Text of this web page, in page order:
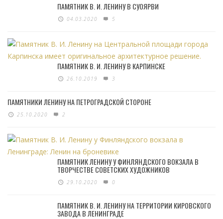
ПАМЯТНИК В. И. ЛЕНИНУ В СУОЯРВИ
04.03.2020 5
ПАМЯТНИК В. И. ЛЕНИНУ В КАРПИНСКЕ
26.10.2019 3
ПАМЯТНИКИ ЛЕНИНУ НА ПЕТРОГРАДСКОЙ СТОРОНЕ
25.10.2020 2
ПАМЯТНИК ЛЕНИНУ У ФИНЛЯНДСКОГО ВОКЗАЛА В
ТВОРЧЕСТВЕ СОВЕТСКИХ ХУДОЖНИКОВ
29.10.2020 0
ПАМЯТНИК В. И. ЛЕНИНУ НА ТЕРРИТОРИИ КИРОВСКОГО
ЗАВОДА В ЛЕНИНГРАДЕ